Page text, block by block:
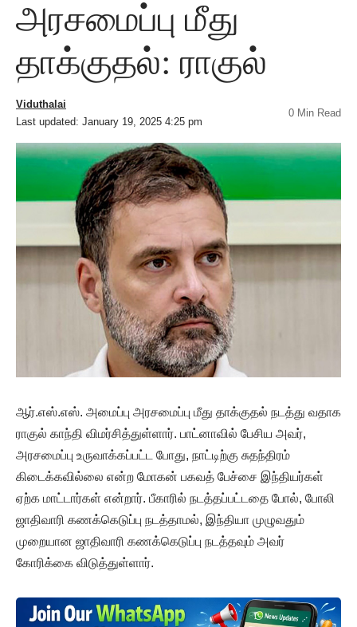
அரசமைப்பு மீது
தாக்குதல்: ராகுல்
Last updated: January 19, 2025 4:25 pm
Viduthalai
0 Min Read
ஆர்.எஸ்.எஸ். அமைப்பு அரசமைப்பு மீது தாக்குதல் நடத்து வதாக
ராகுல் காந்தி விமர்சித்துள்ளார். பாட்னாவில் பேசிய அவர்,
அரசமைப்பு உருவாக்கப்பட்ட போது, நாட்டிற்கு சுதந்திரம்
கிடைக்கவில்லை என்ற மோகன் பகவத் பேச்சை இந்தியர்கள்
ஏற்க மாட்டார்கள் என்றார். பீகாரில் நடத்தப்பட்டதை போல், போலி
ஜாதிவாரி கணக்கெடுப்பு நடத்தாமல், இந்தியா முழுவதும்
முறையான ஜாதிவாரி கணக்கெடுப்பு நடத்தவும் அவர்
கோரிக்கை விடுத்துள்ளார்.